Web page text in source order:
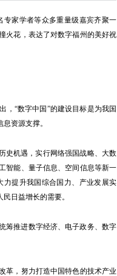
家学者等众多重量级嘉宾齐聚一
火花，表达了对数字福州的美好祝
“数字中国”的建设目标是为我国
资源支撑。
机遇，实行网络强国战略、大数
智能、量子信息、空间信息等新一
力提升我国综合国力、产业发展实
日益增长的需要。
筹推进数字经济、电子政务、数字
，努力打造中国特色的技术产业